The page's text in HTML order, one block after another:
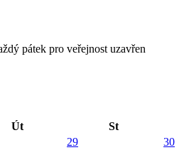
pátek pro veřejnost uzavřen
Út
St
29
30